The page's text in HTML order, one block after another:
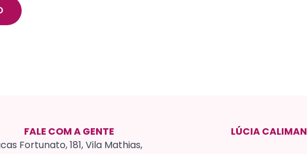
FALE COM A GENTE
Fortunato, 181, Vila Mathias,
LÚCIA CALIMAN